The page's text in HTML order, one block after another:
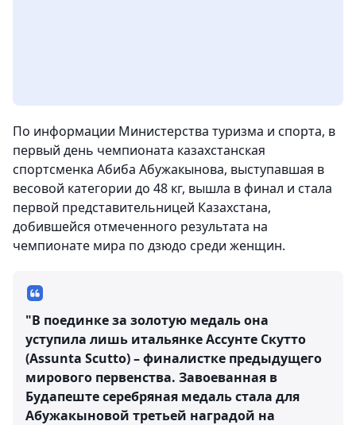
По информации Министерства туризма и спорта, в
первый день чемпионата казахстанская
спортсменка Абиба Абужакынова, выступавшая в
весовой категории до 48 кг, вышла в финал и стала
первой представительницей Казахстана,
добившейся отмеченного результата на
чемпионате мира по дзюдо среди женщин.
"В поединке за золотую медаль она
уступила лишь итальянке Ассунте Скутто
(Assunta Scutto) – финалистке предыдущего
мирового первенства. Завоеванная в
Будапеште серебряная медаль стала для
Абужакыновой третьей наградой на